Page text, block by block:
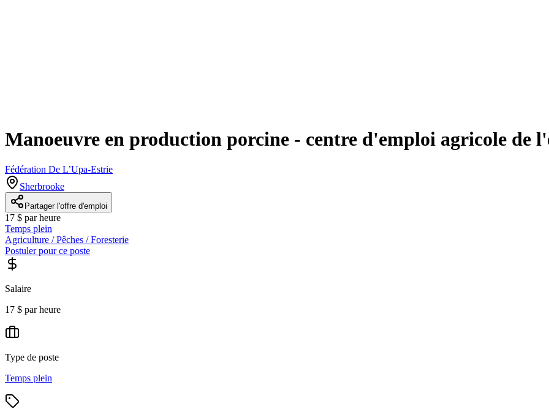
Manoeuvre en production porcine - centre d'emploi agricole de
Fédération De L’Upa-Estrie
Sherbrooke
Partager l'offre d'emploi
17 $ par heure
Temps plein
Agriculture / Pêches / Foresterie
Postuler pour ce poste
Salaire
17 $ par heure
Type de poste
Temps plein